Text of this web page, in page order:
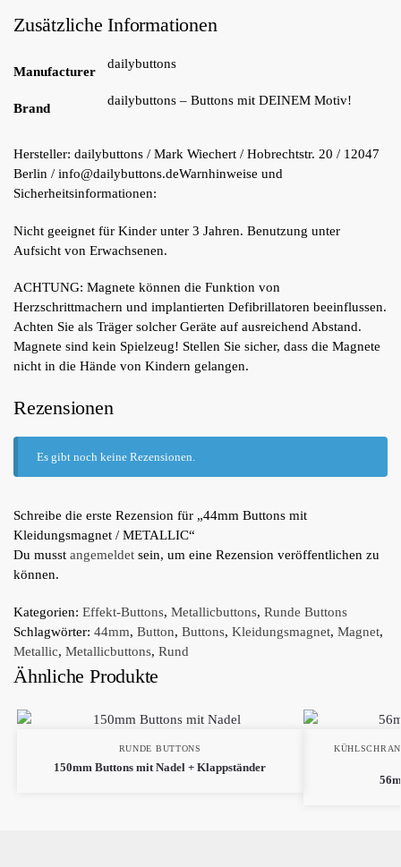
Zusätzliche Informationen
Manufacturer
dailybuttons
Brand
dailybuttons – Buttons mit DEINEM Motiv!
Hersteller: dailybuttons / Mark Wiechert / Hobrechtstr. 20 / 12047
Berlin / info@dailybuttons.deWarnhinweise und
Sicherheitsinformationen:
Nicht geeignet für Kinder unter 3 Jahren. Benutzung unter
Aufsicht von Erwachsenen.
ACHTUNG: Magnete können die Funktion von
Herzschrittmachern und implantierten Defibrillatoren beeinflussen.
Achten Sie als Träger solcher Geräte auf ausreichend Abstand.
Magnete sind kein Spielzeug! Stellen Sie sicher, dass die Magnete
nicht in die Hände von Kindern gelangen.
Rezensionen
Es gibt noch keine Rezensionen.
Schreibe die erste Rezension für „44mm Buttons mit
Kleidungsmagnet / METALLIC“
Du musst angemeldet sein, um eine Rezension veröffentlichen zu
können.
Kategorien: Effekt-Buttons, Metallicbuttons, Runde Buttons
Schlagwörter: 44mm, Button, Buttons, Kleidungsmagnet, Magnet,
Metallic, Metallicbuttons, Rund
Ähnliche Produkte
RUNDE BUTTONS
150mm Buttons mit Nadel + Klappständer